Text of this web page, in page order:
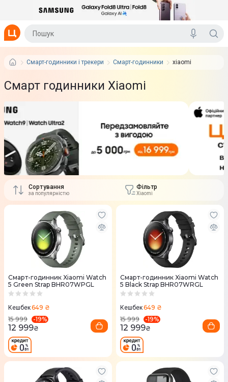
Смарт-годинники і трекери Смарт-годинники xiaomi
Смарт годинники Xiaomi
Сортування
за популярністю
Фільтр
Xiaomi
Смарт-годинник Xiaomi Watch
5 Green Strap BHR07WPGL
Кешбек649 ₴
15 999
-19%
12 999₴
Смарт-годинник Xiaomi Watch
5 Black Strap BHR07WRGL
Кешбек649 ₴
15 999
-19%
12 999₴